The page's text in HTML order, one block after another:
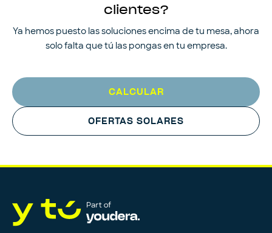
clientes?
Ya hemos puesto las soluciones encima de tu mesa, ahora
solo falta que tú las pongas en tu empresa.
CALCULAR
OFERTAS SOLARES